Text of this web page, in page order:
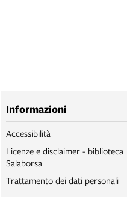
Informazioni
Accessibilità
Licenze e disclaimer - biblioteca
Salaborsa
Trattamento dei dati personali